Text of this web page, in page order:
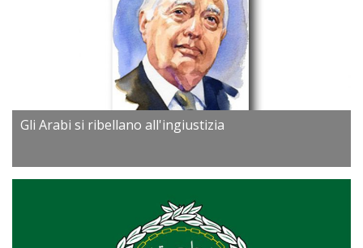
Gli Arabi si ribellano all'ingiustizia